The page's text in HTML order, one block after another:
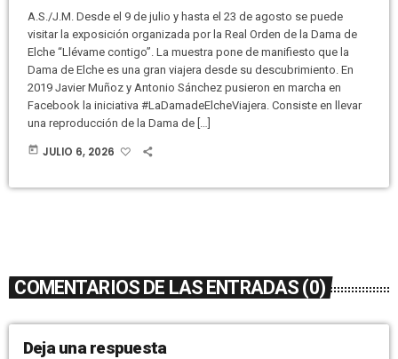
A.S./J.M. Desde el 9 de julio y hasta el 23 de agosto se puede
visitar la exposición organizada por la Real Orden de la Dama de
Elche “Llévame contigo”. La muestra pone de manifiesto que la
Dama de Elche es una gran viajera desde su descubrimiento. En
2019 Javier Muñoz y Antonio Sánchez pusieron en marcha en
Facebook la iniciativa #LaDamadeElcheViajera. Consiste en llevar
una reproducción de la Dama de […]
today JULIO 6, 2026
COMENTARIOS DE LAS ENTRADAS (0)
Deja una respuesta